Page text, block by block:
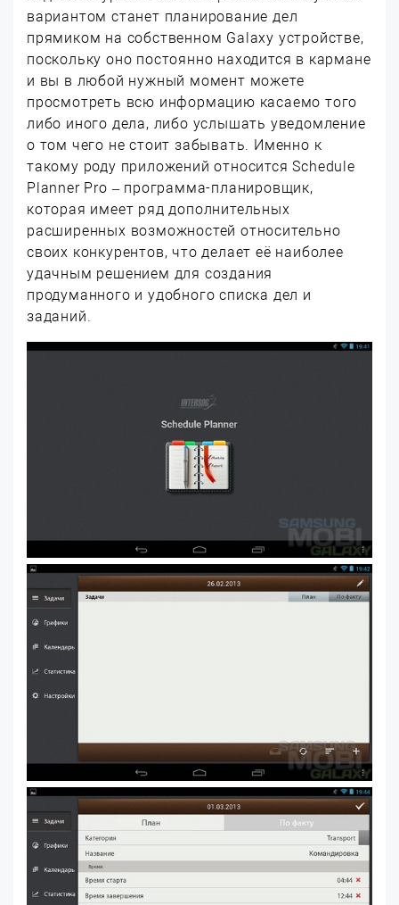
вариантом станет планирование дел
прямиком на собственном Galaxy устройстве,
поскольку оно постоянно находится в кармане
и вы в любой нужный момент можете
просмотреть всю информацию касаемо того
либо иного дела, либо услышать уведомление
о том чего не стоит забывать. Именно к
такому роду приложений относится Schedule
Planner Pro – программа-планировщик,
которая имеет ряд дополнительных
расширенных возможностей относительно
своих конкурентов, что делает её наиболее
удачным решением для создания
продуманного и удобного списка дел и
заданий.